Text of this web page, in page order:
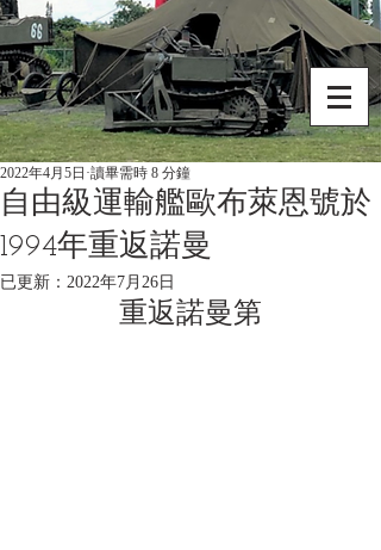
自由級運輸艦歐布萊恩號於
1994年重返諾曼
2022年4月5日 讀畢需時 8 分鐘
已更新： 2022年7月26日
重返諾曼第